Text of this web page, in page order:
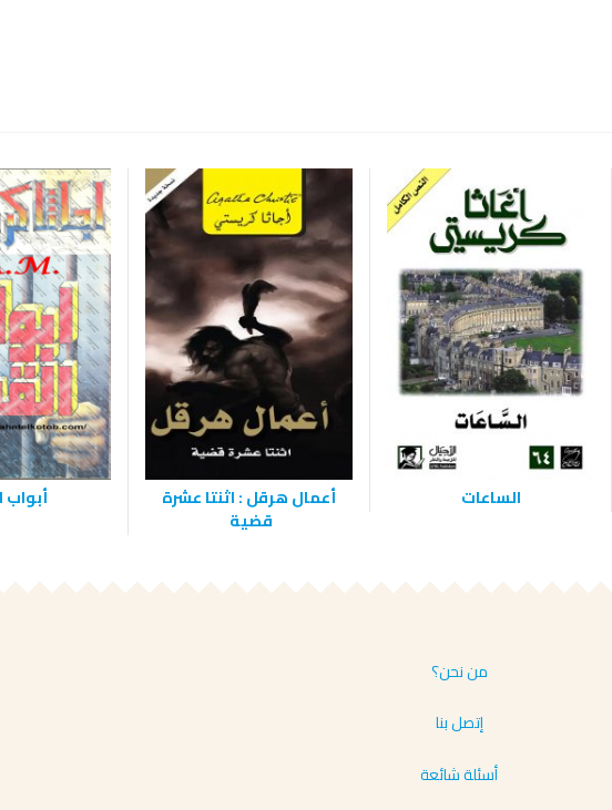
‫الساعات ‫أعمال هرقل : اثنتا عشرة
قضية ‬
أبواب
من نحن؟
إتصل بنا
أسئلة شائعة